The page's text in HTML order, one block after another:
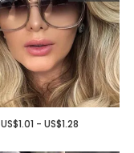
US$1.01 - US$1.28